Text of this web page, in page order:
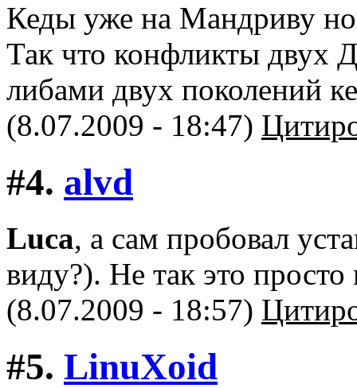
Кеды уже на Мандриву
Так что конфликты двух
либами двух поколений
(8.07.2009 - 18:47)
#4. alvd
Luca, а сам пробовал
виду?). Не так это просто
(8.07.2009 - 18:57)
#5. LinuXоid